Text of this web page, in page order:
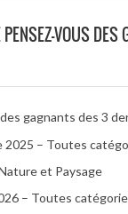
PENSEZ-VOUS DES
gagnants des 3
2025 – Toutes
et Paysage
– Toutes